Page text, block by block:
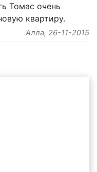
Томас очень
квартиру.
Алла, 26-11-2015